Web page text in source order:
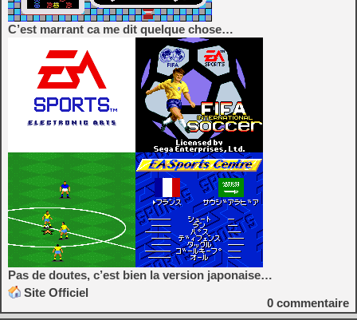
C’est marrant ca me dit quelque chose…
Pas de doutes, c’est bien la version japonaise…
Site Officiel
0 commentaire